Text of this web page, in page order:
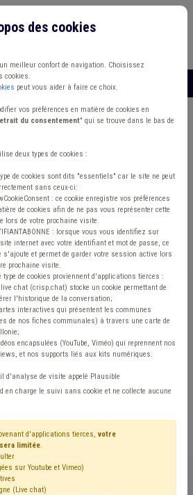
des
surveillance
- Sylvie SMOOS
sont de plus en plus
communal, que ce soit pour
sensibles ou constater des
ou encore gérer le trafic routier.
de caméras de surveillance
par la loi sur les caméras de
vu que les images collectées
des cookies
meilleur confort de navigation. Choisissez
cookies.
peut vous aider à faire ce choix.
vos préférences en matière de cookies en
du consentement" qui se trouve dans le bas de
deux types de cookies :
de cookies sont dits "essentiels" car le site ne peut
sans ceux-ci:
: ce cookie enregistre vos préférences
de cookies afin de ne pas vous représenter cette
lors de votre prochaine visite.
: lorsque vous vous identifiez sur
internet avec votre identifiant et mot de passe, ce
s'ajoute et permet de garder votre session active lors
prochaine visite.
type de cookies proviennent d'applications tierces :
live chat (crisp.chat) stocke un cookie permettant de
l'historique de la conversation;
interactives qui présentent les communes
de nos fiches communales) à travers une carte de
encapsulées (YouTube, Viméo) qui reprennent nos
et nos supports liés aux kits numériques.
d'analyse de visite appelé Plausible
en charge le suivi sans cookie et ne collecte aucune
d'applications tierces, votre
limitée.
sur Youtube et Vimeo)
(Live chat)